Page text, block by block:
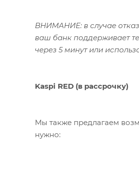
ВНИМАНИЕ: в случае
ваш банк поддерживает
через 5 минут или
Kaspi RED (в рассрочку)
Мы также предлагаем
нужно: